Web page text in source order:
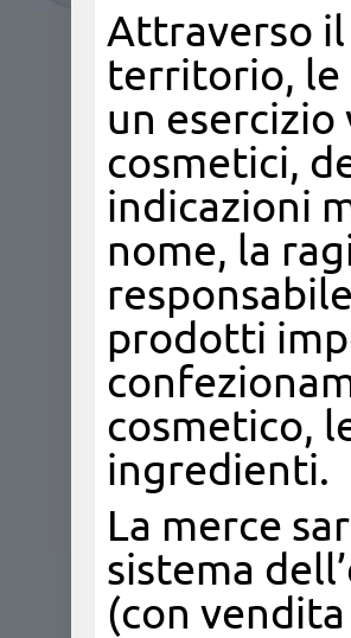
Attraverso
territorio, le
un
cosmetici,
indicazioni
nome, la
prodotti
cosmetico,
ingredienti.
La merce
sistema
(con